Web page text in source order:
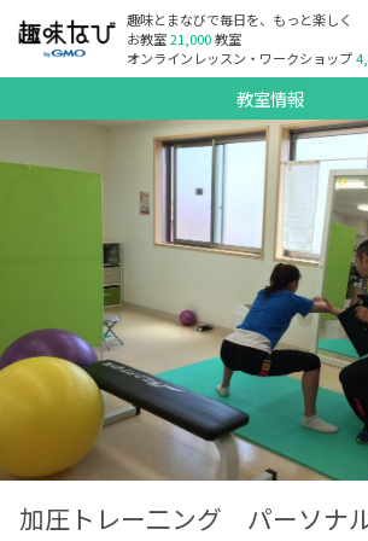
趣味とまなびで毎日を、もっと楽しく
お教室21,000教室
オンラインレッスン・ワークショップ
教室情報
加圧トレー二ング パーソナ